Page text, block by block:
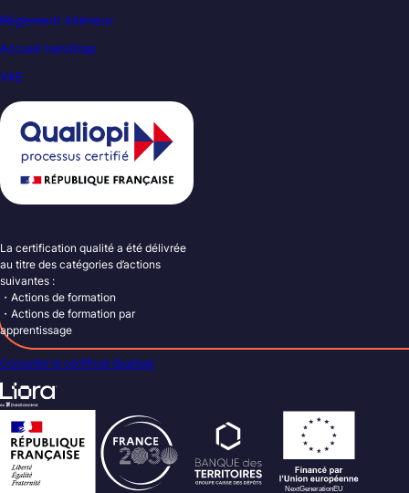
Règlement intérieur
Accueil handicap
VAE
La certification qualité a été délivrée
au titre des catégories d’actions
suivantes :
・Actions de formation
・Actions de formation par
apprentissage
Consulter le certificat Qualiopi